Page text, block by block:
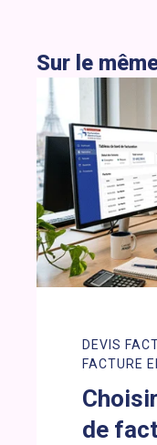
Sur le
DEVIS
FACTURE
de